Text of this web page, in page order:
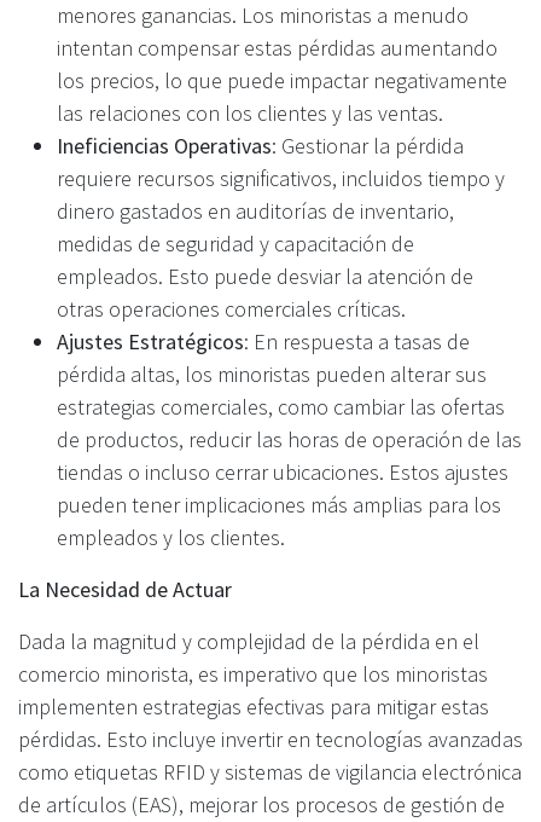
menores ganancias. Los minoristas a menudo
intentan compensar estas pérdidas aumentando
los precios, lo que puede impactar negativamente
las relaciones con los clientes y las ventas.
Ineficiencias Operativas: Gestionar la pérdida
requiere recursos significativos, incluidos tiempo y
dinero gastados en auditorías de inventario,
medidas de seguridad y capacitación de
empleados. Esto puede desviar la atención de
otras operaciones comerciales críticas.
Ajustes Estratégicos: En respuesta a tasas de
pérdida altas, los minoristas pueden alterar sus
estrategias comerciales, como cambiar las ofertas
de productos, reducir las horas de operación de las
tiendas o incluso cerrar ubicaciones. Estos ajustes
pueden tener implicaciones más amplias para los
empleados y los clientes.
La Necesidad de Actuar
Dada la magnitud y complejidad de la pérdida en el
comercio minorista, es imperativo que los minoristas
implementen estrategias efectivas para mitigar estas
pérdidas. Esto incluye invertir en tecnologías avanzadas
como etiquetas RFID y sistemas de vigilancia electrónica
de artículos (EAS), mejorar los procesos de gestión de